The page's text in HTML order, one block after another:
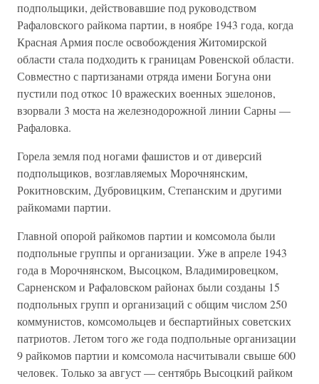
подпольщики, действовавшие под руководством
Рафаловского райкома партии, в ноябре 1943 года, когда
Красная Армия после освобождения Житомирской
области стала подходить к границам Ровенской области.
Совместно с партизанами отряда имени Богуна они
пустили под откос 10 вражеских военных эшелонов,
взорвали 3 моста на железнодорожной линии Сарны —
Рафаловка.
Горела земля под ногами фашистов и от диверсий
подпольщиков, возглавляемых Морочнянским,
Рокитновским, Дубровицким, Степанским и другими
райкомами партии.
Главной опорой райкомов партии и комсомола были
подпольные группы и организации. Уже в апреле 1943
года в Морочнянском, Высоцком, Владимировецком,
Сарненском и Рафаловском районах были созданы 15
подпольных групп и организаций с общим числом 250
коммунистов, комсомольцев и беспартийных советских
патриотов. Летом того же года подпольные организации
9 райкомов партии и комсомола насчитывали свыше 600
человек. Только за август — сентябрь Высоцкий райком